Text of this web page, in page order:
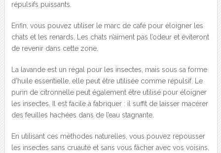
répulsifs puissants.
Enfin, vous pouvez utiliser le marc de café pour éloigner les
chats et les renards. Les chats n’aiment pas l’odeur et éviteront
de revenir dans cette zone.
La lavande est un régal pour les insectes, mais sous sa forme
d’huile essentielle, elle peut être utilisée comme répulsif. Le
purin de citronnelle peut également être utilisé pour éloigner
les insectes. Il est facile à fabriquer : il suffit de laisser macérer
des feuilles hachées dans de l’eau stagnante.
En utilisant ces méthodes naturelles, vous pouvez repousser
les insectes sans cruauté et sans vous fâcher avec vos voisins.